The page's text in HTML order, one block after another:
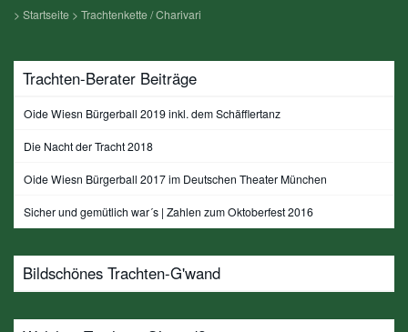
> Startseite > Trachtenkette / Charivari
Trachten-Berater Beiträge
Oide Wiesn Bürgerball 2019 inkl. dem Schäfflertanz
Die Nacht der Tracht 2018
Oide Wiesn Bürgerball 2017 im Deutschen Theater München
Sicher und gemütlich war´s | Zahlen zum Oktoberfest 2016
Bildschönes Trachten-G'wand